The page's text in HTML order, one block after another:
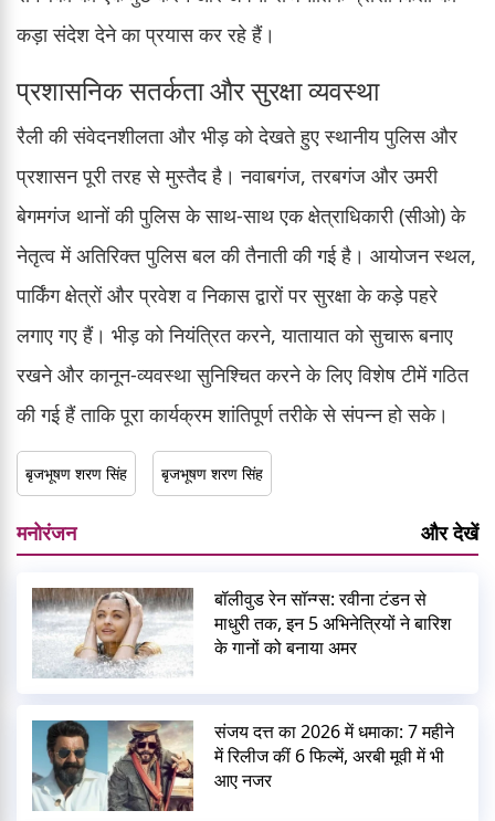
कड़ा संदेश देने का प्रयास कर रहे हैं।
प्रशासनिक सतर्कता और सुरक्षा व्यवस्था
रैली की संवेदनशीलता और भीड़ को देखते हुए स्थानीय पुलिस और
प्रशासन पूरी तरह से मुस्तैद है। नवाबगंज, तरबगंज और उमरी
बेगमगंज थानों की पुलिस के साथ-साथ एक क्षेत्राधिकारी (सीओ) के
नेतृत्व में अतिरिक्त पुलिस बल की तैनाती की गई है। आयोजन स्थल,
पार्किंग क्षेत्रों और प्रवेश व निकास द्वारों पर सुरक्षा के कड़े पहरे
लगाए गए हैं। भीड़ को नियंत्रित करने, यातायात को सुचारू बनाए
रखने और कानून-व्यवस्था सुनिश्चित करने के लिए विशेष टीमें गठित
की गई हैं ताकि पूरा कार्यक्रम शांतिपूर्ण तरीके से संपन्न हो सके।
बृजभूषण शरण सिंह बृजभूषण शरण सिंह
मनोरंजन और देखें
बॉलीवुड रेन सॉन्ग्स: रवीना टंडन से
माधुरी तक, इन 5 अभिनेत्रियों ने बारिश
के गानों को बनाया अमर
संजय दत्त का 2026 में धमाका: 7 महीने
में रिलीज कीं 6 फिल्में, अरबी मूवी में भी
आए नजर